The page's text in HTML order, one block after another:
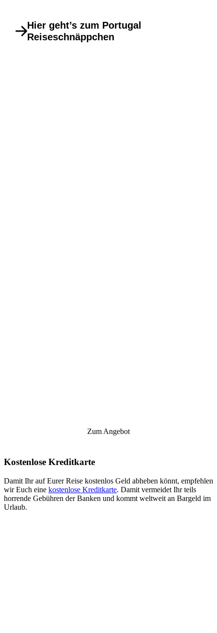
Hier geht’s zum Portugal
Reiseschnäppchen
Zum Angebot
Kostenlose Kreditkarte
Damit Ihr auf Eurer Reise kostenlos Geld abheben könnt, empfehlen
wir Euch eine kostenlose Kreditkarte. Damit vermeidet Ihr teils
horrende Gebühren der Banken und kommt weltweit an Bargeld im
Urlaub.